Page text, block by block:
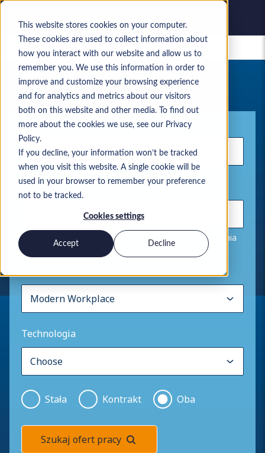
This website stores cookies on your computer.
These cookies are used to collect information about
how you interact with our website and allow us to
remember you. We use this information in order to
improve and customize your browsing experience
and for analytics and metrics about our visitors
both on this website and other media. To find out
more about the cookies we use, see our Privacy
Policy.
If you decline, your information won’t be tracked
when you visit this website. A single cookie will be
used in your browser to remember your preference
not to be tracked.
Cookies settings
Accept Decline
Zapisane oferty pracy
Twoje aktualne wyszukiwanie ofert
pracy
Słowo kluczowe
Lokalizacja
Używaj przecinków, aby oddzielać pozycje wyszukiwania
Technologia
Stała Kontrakt Oba
Szukaj ofert pracy